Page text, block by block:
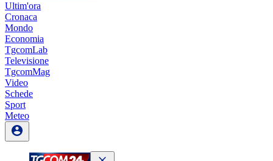
Ultim'ora
Cronaca
Mondo
Economia
TgcomLab
Televisione
TgcomMag
Video
Schede
Sport
Meteo